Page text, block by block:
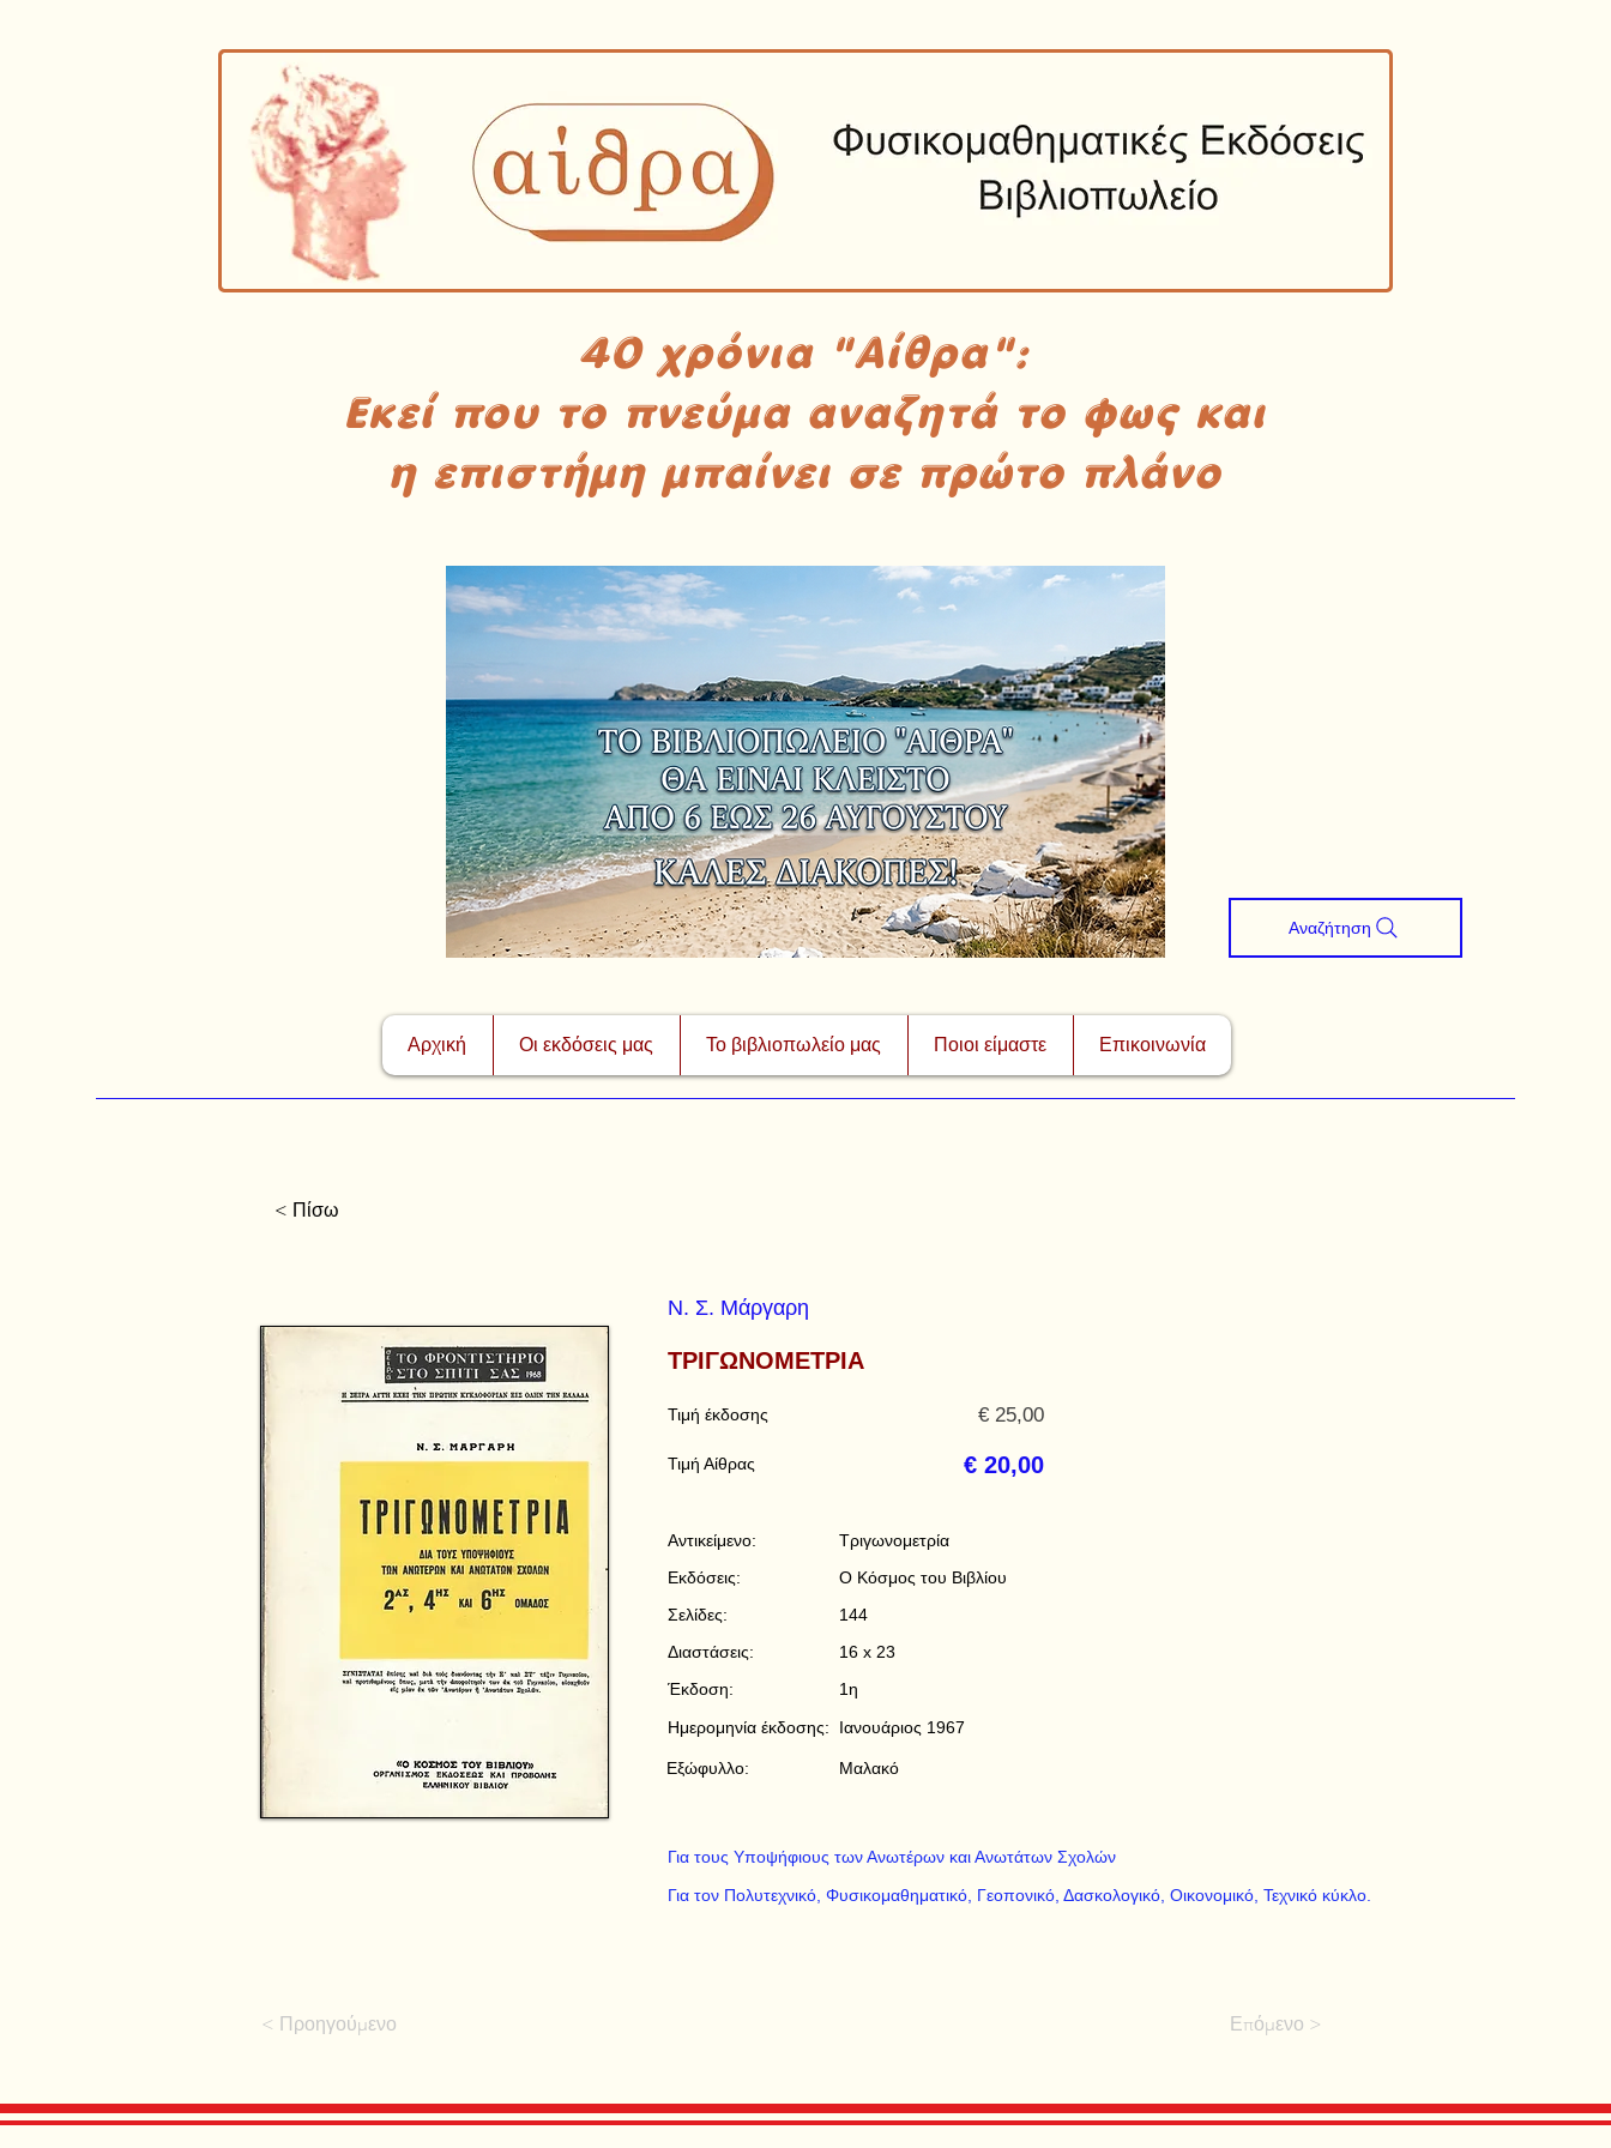
40 χρόνια "Αίθρα":
Εκεί που το πνεύμα αναζητά το φως και
η επιστήμη μπαίνει σε πρώτο πλάνο
Αρχική Οι εκδόσεις μας Το βιβλιοπωλείο μας Ποιοι είμαστε Επικοινωνία
Αναζήτηση
< Πίσω
Ν. Σ. Μάργαρη
ΤΡΙΓΩΝΟΜΕΤΡΙΑ
Τιμή έκδοσης
Τιμή Αίθρας
€ 25,00
€ 20,00
Αντικείμενο:
Τριγωνομετρία
Εκδόσεις:
Ο Κόσμος του Βιβλίου
Σελίδες:
144
Διαστάσεις:
16 x 23
Έκδοση:
1η
Ημερομηνία έκδοσης:
Ιανουάριος 1967
Μαλακό
Εξώφυλλο:
Για τους Υποψήφιους των Ανωτέρων και Ανωτάτων Σχολών
Για τον Πολυτεχνικό, Φυσικομαθηματικό, Γεοπονικό, Δασκολογικό, Οικονομικό, Τεχνικό κύκλο.
< Προηγούμενο Επόμενο >